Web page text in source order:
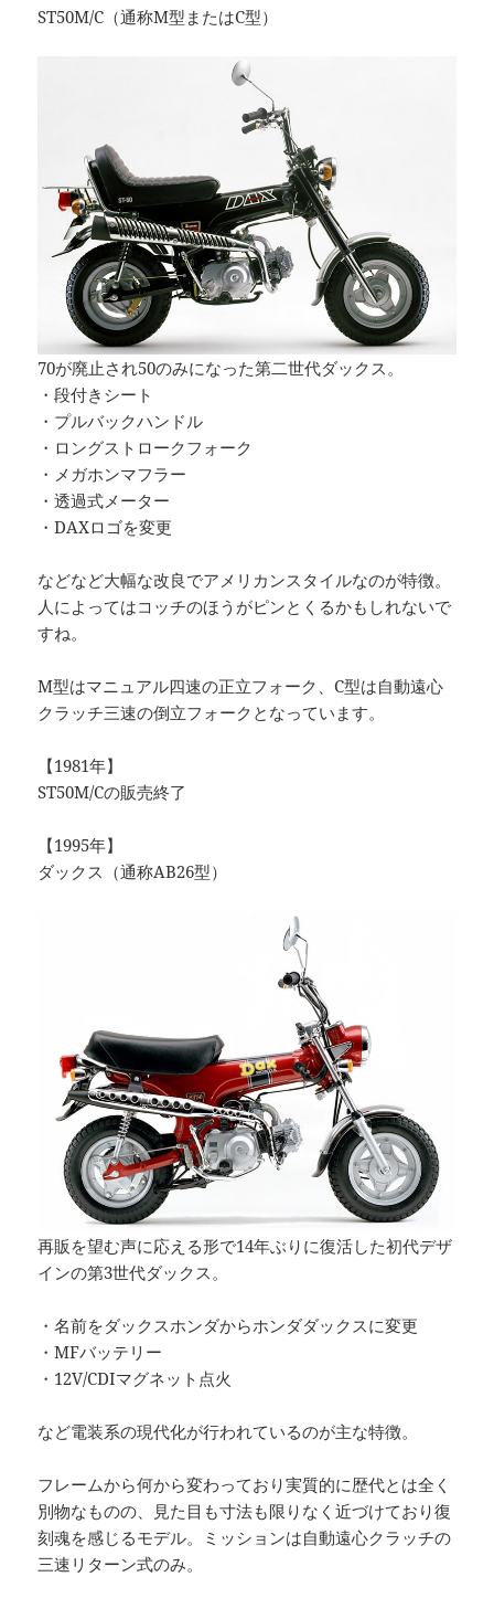
ST50M/C（通称M型またはC型）
70が廃止され50のみになった第二世代ダックス。
・段付きシート
・プルバックハンドル
・ロングストロークフォーク
・メガホンマフラー
・透過式メーター
・DAXロゴを変更
などなど大幅な改良でアメリカンスタイルなのが特徴。
人によってはコッチのほうがピンとくるかもしれないで
すね。
M型はマニュアル四速の正立フォーク、C型は自動遠心
クラッチ三速の倒立フォークとなっています。
【1981年】
ST50M/Cの販売終了
【1995年】
ダックス（通称AB26型）
再販を望む声に応える形で14年ぶりに復活した初代デザ
インの第3世代ダックス。
・名前をダックスホンダからホンダダックスに変更
・MFバッテリー
・12V/CDIマグネット点火
など電装系の現代化が行われているのが主な特徴。
フレームから何から変わっており実質的に歴代とは全く
別物なものの、見た目も寸法も限りなく近づけており復
刻魂を感じるモデル。ミッションは自動遠心クラッチの
三速リターン式のみ。